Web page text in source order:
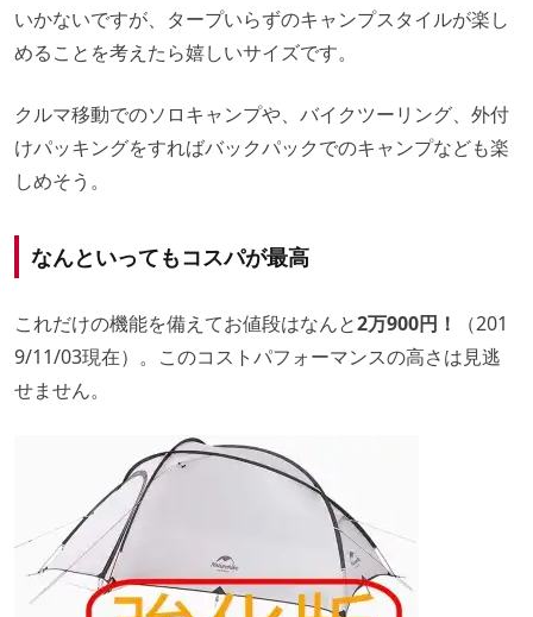
いかないですが、タープいらずのキャンプスタイルが楽し
めることを考えたら嬉しいサイズです。
クルマ移動でのソロキャンプや、バイクツーリング、外付
けパッキングをすればバックパックでのキャンプなども楽
しめそう。
なんといってもコスパが最高
これだけの機能を備えてお値段はなんと2万900円！
（201
9/11/03現在）。このコストパフォーマンスの高さは見逃
せません。